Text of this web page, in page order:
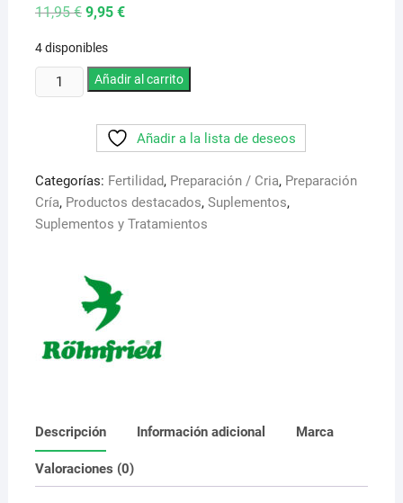
11,95€ El
precio
era:
11,95 €.
9,95 €El
9,95 €.
4 disponibles
Vitamin
Adec
Concentrado
que
mejora
la
cantidad
Añadir al carrito
Añadir a la lista de deseos
Categorías: Fertilidad, Preparación / Cria, Preparación
Cría, Productos destacados, Suplementos,
Suplementos y Tratamientos
Descripción Información adicional Marca
Valoraciones (0)